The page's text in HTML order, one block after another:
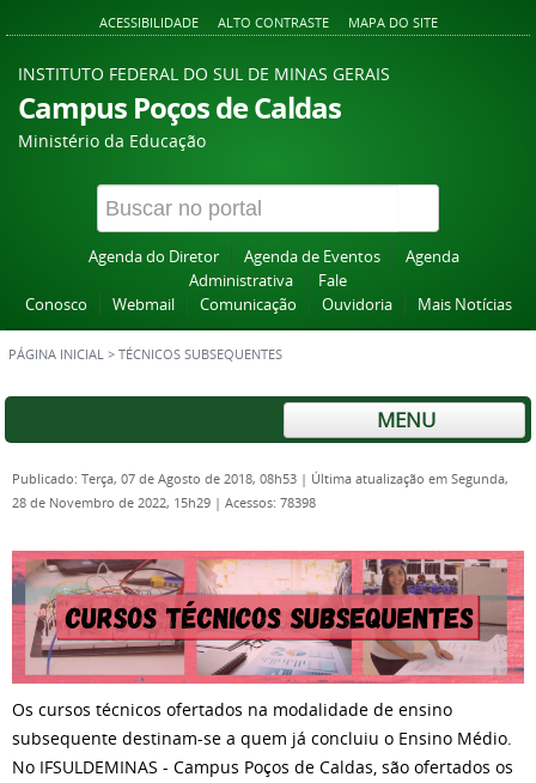
ACESSIBILIDADE ALTO CONTRASTE MAPA DO SITE
INSTITUTO FEDERAL DO SUL DE MINAS GERAIS
Campus Poços de Caldas
Ministério da Educação
Agenda do Diretor Agenda de Eventos
Agenda
Administrativa
Fale
Conosco
Webmail Comunicação Ouvidoria Mais Notícias
PÁGINA INICIAL > TÉCNICOS SUBSEQUENTES
MENU
Publicado: Terça, 07 de Agosto de 2018, 08h53 | Última atualização em Segunda,
28 de Novembro de 2022, 15h29 | Acessos: 78398
Os cursos técnicos ofertados na modalidade de ensino
subsequente destinam-se a quem já concluiu o Ensino Médio.
No IFSULDEMINAS - Campus Poços de Caldas, são ofertados os